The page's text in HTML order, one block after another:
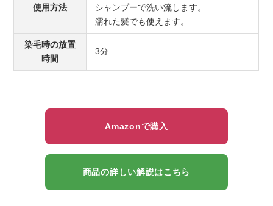
使用方法
シャンプーで洗い流します。
濡れた髪でも使えます。
染毛時の放置
時間
3分
Amazonで購入
商品の詳しい解説はこちら